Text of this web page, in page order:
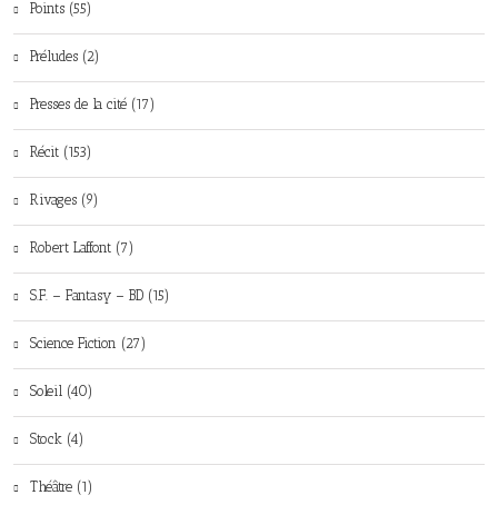
Points (55)
Préludes (2)
Presses de la cité (17)
Récit (153)
Rivages (9)
Robert Laffont (7)
S.F. – Fantasy – BD (15)
Science Fiction (27)
Soleil (40)
Stock (4)
Théâtre (1)